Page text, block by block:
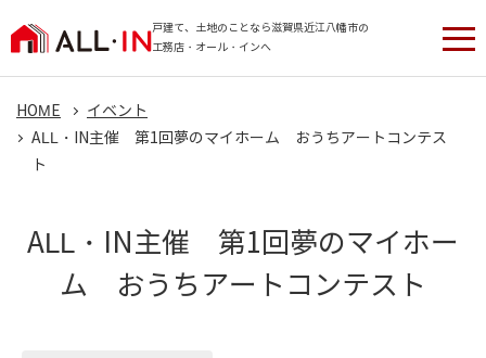
戸建て、土地のことなら滋賀県近江八幡市の
工務店・オール・インへ
HOME
イベント
ALL・IN主催 第1回夢のマイホーム おうちアートコンテス
ト
ALL・IN主催 第1回夢のマイホー
ム おうちアートコンテスト